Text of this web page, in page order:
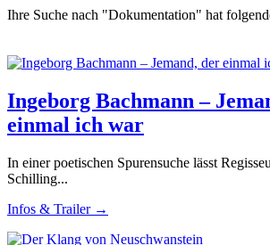
Ihre Suche nach "Dokumentation" hat
Ingeborg Bachmann –
einmal ich war
In einer poetischen Spurensuche lässt
Schilling...
Infos & Trailer →